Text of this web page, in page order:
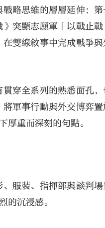
略思維的層層延伸：
突顯志願軍「以戰止
雙線敘事中完成戰爭
穿全系列的熟悉面孔
軍事行動與外交博弈
厚重而深刻的句點。
服裝、指揮部與談判
的沉浸感。